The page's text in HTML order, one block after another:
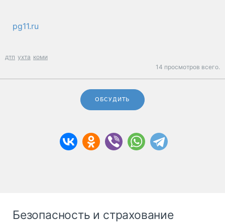
pg11.ru
дтп ухта коми
14 просмотров всего.
ОБСУДИТЬ
Безопасность и страхование